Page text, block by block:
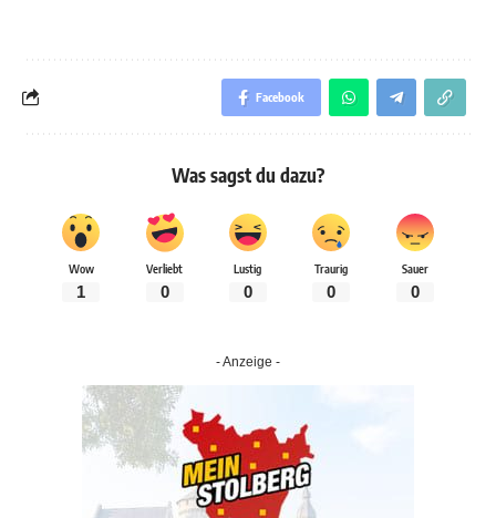
Facebook
Was sagst du dazu?
Wow
1
Verliebt
0
Lustig
0
Traurig
0
Sauer
0
- Anzeige -